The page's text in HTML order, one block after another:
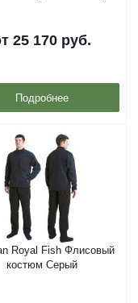
25 170 руб.
Подробнее
Royal Fish Флисовый
костюм Серый